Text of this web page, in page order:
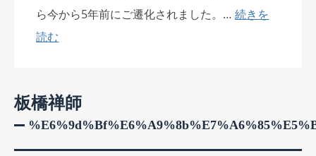
板橋禅師
ら今から5年前にご遷化されました。…続きを
読む